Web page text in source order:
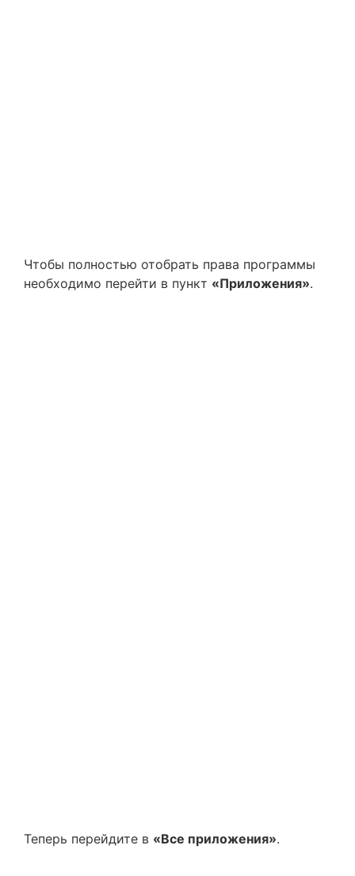
Чтобы полностью отобрать права программы
необходимо перейти в пункт «Приложения».
Теперь перейдите в «Все приложения».